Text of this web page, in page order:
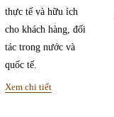
thực tế và hữu ích
cho khách hàng, đối
tác trong nước và
quốc tế.
Xem chi tiết